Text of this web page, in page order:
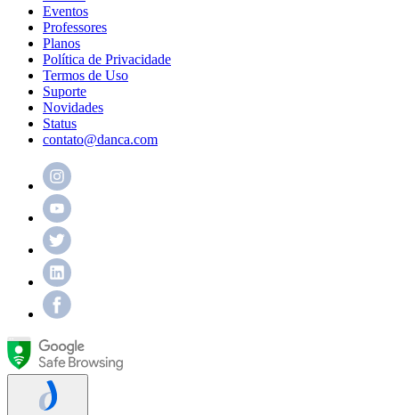
Eventos
Professores
Planos
Política de Privacidade
Termos de Uso
Suporte
Novidades
Status
contato@danca.com